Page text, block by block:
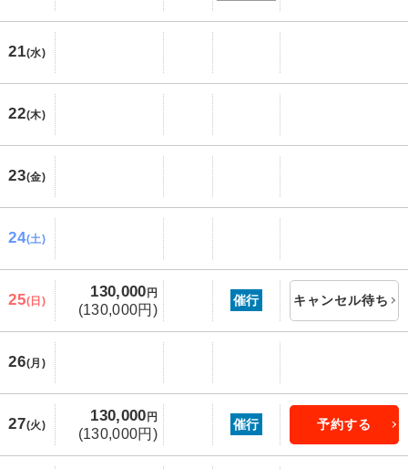
21(水)
22(木)
23(金)
24(土)
25(日)
130,000 円
(130,000円)
催行 キャンセル待ち
26(月)
27(火)
130,000 円
(130,000円)
催行 予約する